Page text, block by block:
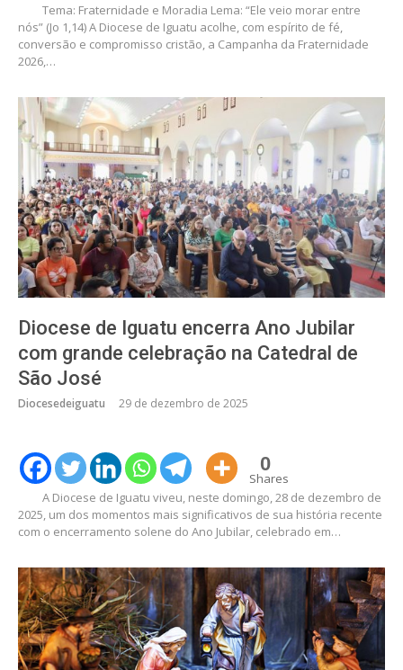
Tema: Fraternidade e Moradia Lema: “Ele veio morar entre
nós” (Jo 1,14) A Diocese de Iguatu acolhe, com espírito de fé,
conversão e compromisso cristão, a Campanha da Fraternidade
2026,…
Diocese de Iguatu encerra Ano Jubilar
com grande celebração na Catedral de
São José
Diocesedeiguatu 29 de dezembro de 2025
0
Shares
A Diocese de Iguatu viveu, neste domingo, 28 de dezembro de
2025, um dos momentos mais significativos de sua história recente
com o encerramento solene do Ano Jubilar, celebrado em…